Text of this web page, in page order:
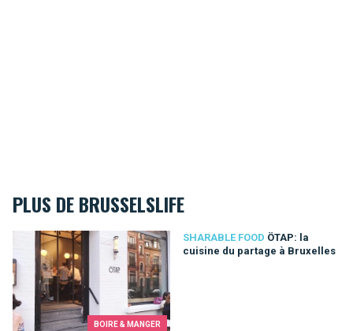
PLUS DE BRUSSELSLIFE
BOIRE & MANGER
SHARABLE FOOD ÖTAP: la
cuisine du partage à Bruxelles
ÖTAP: la cuisine du partage à Bruxelles